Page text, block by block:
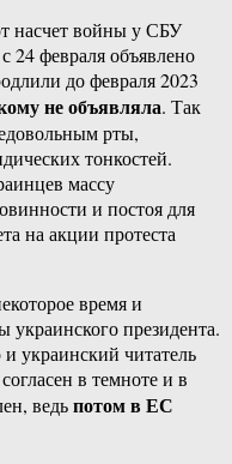
насчет войны у СБУ
24 февраля объявлено
до февраля 2023
не объявляла. Так
рты,
тонкостей.
массу
и постоя для
на акции протеста
время и
украинского президента.
украинский читатель
в темноте и в
ведьпотом в ЕС